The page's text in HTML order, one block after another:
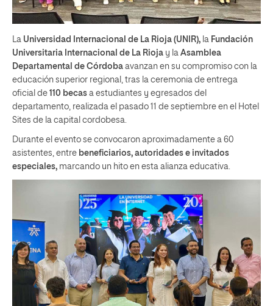
La Universidad Internacional de La Rioja (UNIR), la Fundación
Universitaria Internacional de La Rioja y la Asamblea
Departamental de Córdoba avanzan en su compromiso con la
educación superior regional, tras la ceremonia de entrega
oficial de 110 becas a estudiantes y egresados del
departamento, realizada el pasado 11 de septiembre en el Hotel
Sites de la capital cordobesa.
Durante el evento se convocaron aproximadamente a 60
asistentes, entre beneficiarios, autoridades e invitados
especiales, marcando un hito en esta alianza educativa.